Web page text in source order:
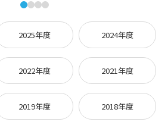
2025年度 2024年度
2022年度 2021年度
2019年度 2018年度